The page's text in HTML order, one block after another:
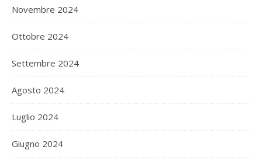
Novembre 2024
Ottobre 2024
Settembre 2024
Agosto 2024
Luglio 2024
Giugno 2024